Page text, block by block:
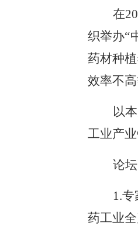
在
织举办“
药材种
效率不
以
工业产
论
1.
药工业